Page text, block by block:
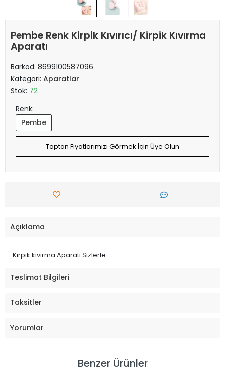
Pembe Renk Kirpik Kıvırıcı/ Kirpik Kıvırma
Aparatı
Barkod: 8699100587096
Kategori: Aparatlar
Stok: 72
Renk:
Pembe
Toptan Fiyatlarımızı Görmek İçin Üye Olun
Açıklama
Kirpik kıvırma Aparatı Sizlerle..
Teslimat Bilgileri
Taksitler
Yorumlar
Benzer Ürünler